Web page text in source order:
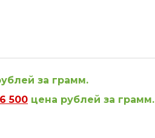
за грамм.
6 500 цена рублей за грамм.